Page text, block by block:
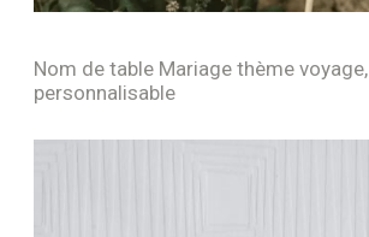
Nom de table Mariage thème voyage,
personnalisable